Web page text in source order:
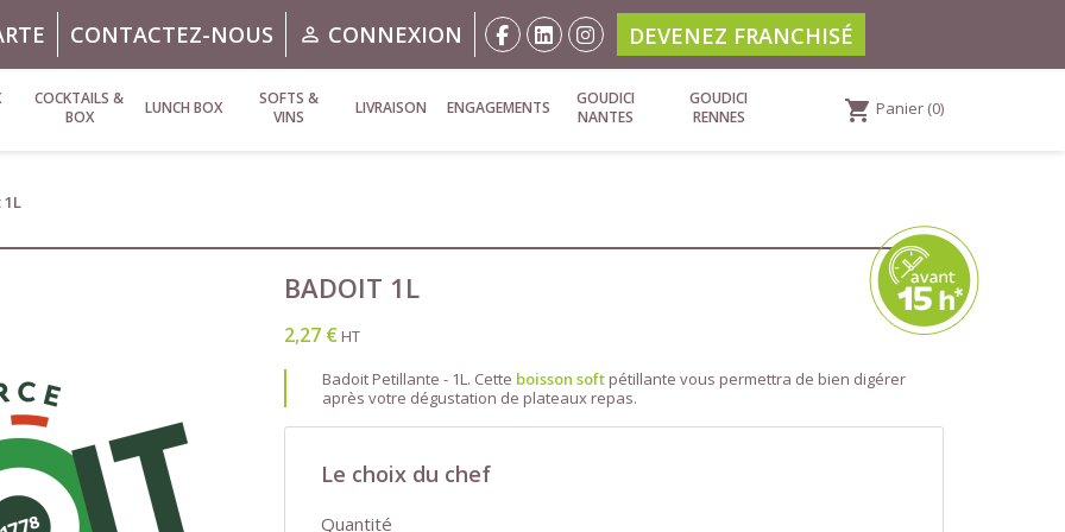
CONTACTEZ-NOUS  CONNEXION DEVENEZ FRANCHISÉ
COCKTAILS &
BOX
LUNCH BOX
SOFTS &
VINS
LIVRAISON ENGAGEMENTS
GOUDICI
NANTES
GOUDICI
RENNES
shopping_cart Panier (0)
BADOIT 1L
2,27 € HT
Badoit Petillante - 1L. Cette boisson soft pétillante vous permettra de bien digérer
après votre dégustation de plateaux repas.
Le choix du chef
Quantité